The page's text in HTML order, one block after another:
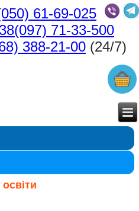
61-69-025
71-33-500
388-21-00 (24/7)